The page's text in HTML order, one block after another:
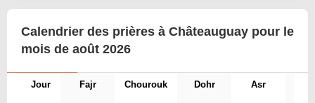
Calendrier des prières à Châteauguay pour le
mois de août 2026
Jour Fajr Chourouk Dohr Asr